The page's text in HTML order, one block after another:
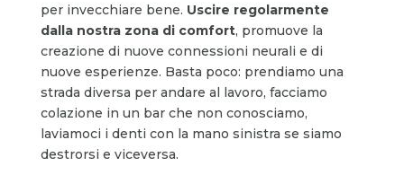
per invecchiare bene. Uscire regolarmente
dalla nostra zona di comfort, promuove la
creazione di nuove connessioni neurali e di
nuove esperienze. Basta poco: prendiamo una
strada diversa per andare al lavoro, facciamo
colazione in un bar che non conosciamo,
laviamoci i denti con la mano sinistra se siamo
destrorsi e viceversa.